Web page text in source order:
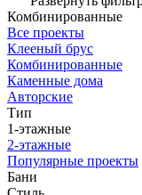
Комбинированные
Все проекты
Клееный брус
Комбинированные
Каменные дома
Авторские
Тип
1-этажные
2-этажные
Популярные проекты
Бани